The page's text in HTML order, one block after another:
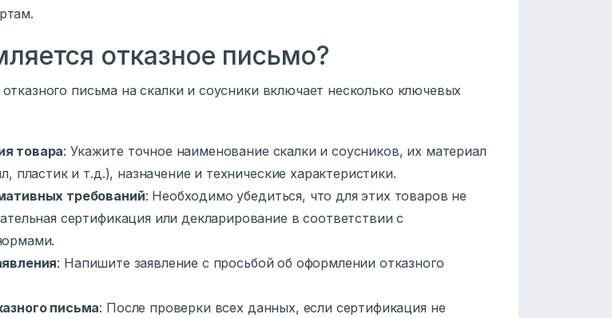
отказное письмо?
письма на скалки и соусники включает несколько ключевых
товара: Укажите точное наименование скалки и соусников, их материал
пластик и т.д.), назначение и технические характеристики.
требований: Необходимо убедиться, что для этих товаров не
сертификация или декларирование в соответствии с
: Напишите заявление с просьбой об оформлении отказного
письма: После проверки всех данных, если сертификация не